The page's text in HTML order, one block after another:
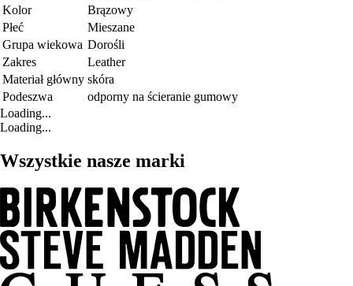
Kolor
Brązowy
Płeć
Mieszane
Grupa wiekowa Dorośli
Zakres
Leather
Materiał główny skóra
Podeszwa
odporny na ścieranie gumowy
Loading...
Loading...
Wszystkie nasze marki